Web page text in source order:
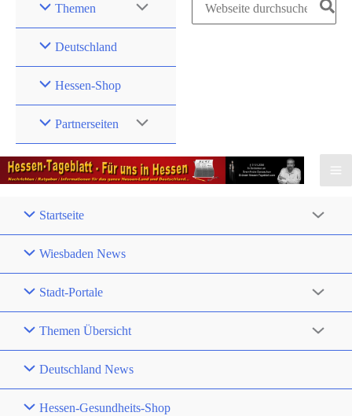
Themen
Deutschland
Hessen-Shop
Partnerseiten
Search
Startseite
Wiesbaden News
Stadt-Portale
Themen Übersicht
Deutschland News
Hessen-Gesundheits-Shop